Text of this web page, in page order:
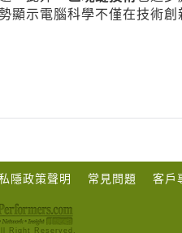
顯示電腦科學不僅在技術
隱政策聲明 常見問題 客戶
Right Reserved.